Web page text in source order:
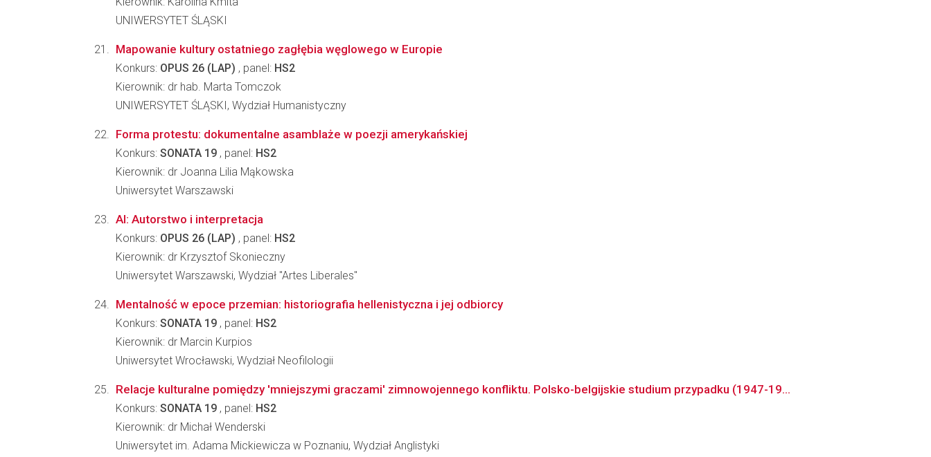
UNIWERSYTET ŚLĄSKI
Mapowanie kultury ostatniego zagłębia węglowego w Europie
Konkurs: OPUS 26 (LAP) , panel: HS2
Kierownik: dr hab. Marta Tomczok
UNIWERSYTET ŚLĄSKI, Wydział Humanistyczny
Forma protestu: dokumentalne asamblaże w poezji amerykańskiej
Konkurs: SONATA 19 , panel: HS2
Kierownik: dr Joanna Lilia Mąkowska
Uniwersytet Warszawski
AI: Autorstwo i interpretacja
Konkurs: OPUS 26 (LAP) , panel: HS2
Kierownik: dr Krzysztof Skonieczny
Uniwersytet Warszawski, Wydział "Artes Liberales"
Mentalność w epoce przemian: historiografia hellenistyczna i jej odbiorcy
Konkurs: SONATA 19 , panel: HS2
Kierownik: dr Marcin Kurpios
Uniwersytet Wrocławski, Wydział Neofilologii
Relacje kulturalne pomiędzy 'mniejszymi graczami' zimnowojennego konfliktu. Polsko-belgijskie studium przypadku (1947-19...
Konkurs: SONATA 19 , panel: HS2
Kierownik: dr Michał Wenderski
Uniwersytet im. Adama Mickiewicza w Poznaniu, Wydział Anglistyki